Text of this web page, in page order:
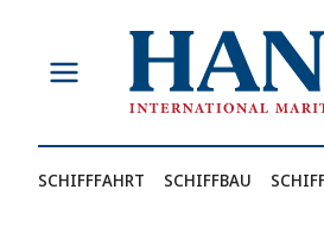
springen
SCHIFFFAHRT SCHIFFBAU